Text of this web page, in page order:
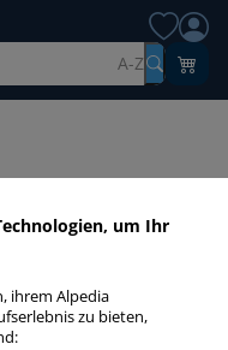
A-Z
Karton
A4 >
um Ihr
ihrem Alpedia
zu bieten,